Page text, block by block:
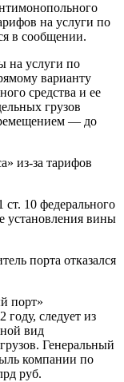
на услуги по
в сообщении.
на услуги по
варианту
средства и ее
грузов
— до
из-за тарифов
10 федерального
установления вины
порта отказался
порт»
году, следует из
вид
Генеральный
компании по
руб.